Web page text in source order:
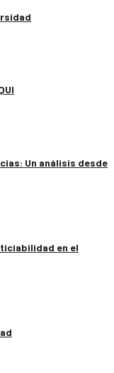
Un análisis desde
en el